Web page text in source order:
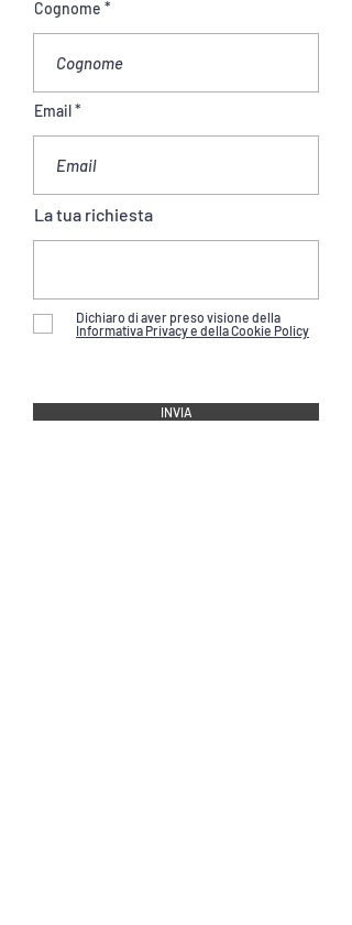
Cognome
Email
La tua richiesta
Dichiaro di aver preso visione della
Informativa Privacy e della Cookie Policy
INVIA